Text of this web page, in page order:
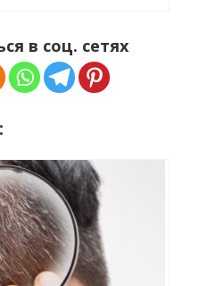
в соц. сетях